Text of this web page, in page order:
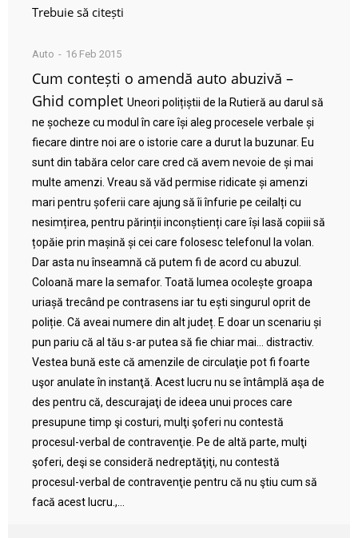
Trebuie să citești
Auto 16 Feb 2015
Cum contești o amendă auto abuzivă –
Ghid complet Uneori polițiștii de la Rutieră au darul să
ne șocheze cu modul în care își aleg procesele verbale și
fiecare dintre noi are o istorie care a durut la buzunar. Eu
sunt din tabăra celor care cred că avem nevoie de și mai
multe amenzi. Vreau să văd permise ridicate și amenzi
mari pentru șoferii care ajung să îi înfurie pe ceilalți cu
nesimțirea, pentru părinții inconștienți care își lasă copiii să
țopăie prin mașină și cei care folosesc telefonul la volan.
Dar asta nu înseamnă că putem fi de acord cu abuzul.
Coloană mare la semafor. Toată lumea ocolește groapa
uriașă trecând pe contrasens iar tu ești singurul oprit de
poliție. Că aveai numere din alt județ. E doar un scenariu și
pun pariu că al tău s-ar putea să fie chiar mai… distractiv.
Vestea bună este că amenzile de circulaţie pot fi foarte
uşor anulate în instanţă. Acest lucru nu se întâmplă aşa de
des pentru că, descurajaţi de ideea unui proces care
presupune timp şi costuri, mulţi şoferi nu contestă
procesul-verbal de contravenţie. Pe de altă parte, mulţi
şoferi, deşi se consideră nedreptăţiţi, nu contestă
procesul-verbal de contravenţie pentru că nu ştiu cum să
facă acest lucru.,...